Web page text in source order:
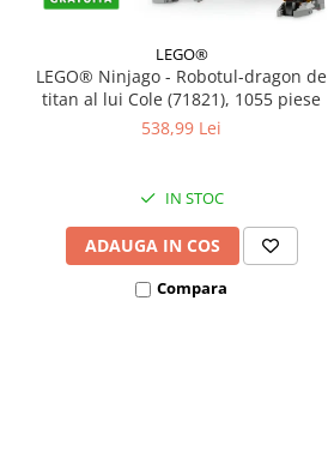
LEGO®
LEGO® Ninjago - Robotul-dragon de
titan al lui Cole (71821), 1055 piese
538,99 Lei
IN STOC
ADAUGA IN COS
Compara